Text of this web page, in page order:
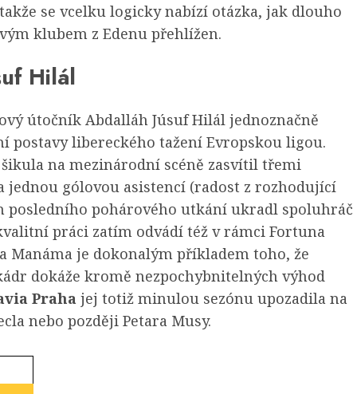
se vcelku logicky nabízí otázka, jak dlouho
klubem z Edenu přehlížen.
Hilál
útočník Abdalláh Júsuf Hilál jednoznačně
postavy libereckého tažení Evropskou ligou.
na mezinárodní scéně zasvítil třemi
jednou gólovou asistencí (radost z rozhodující
posledního pohárového utkání ukradl spoluhráč
práci zatím odvádí též v rámci Fortuna
Manáma je dokonalým příkladem toho, že
dokáže kromě nezpochybnitelných výhod
Praha jej totiž minulou sezónu upozadila na
nebo později Petara Musy.